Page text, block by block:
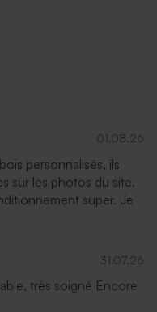
01.08.26
personnalisés, ils
sur les photos du site.
super. Je
31.07.26
très soigné Encore